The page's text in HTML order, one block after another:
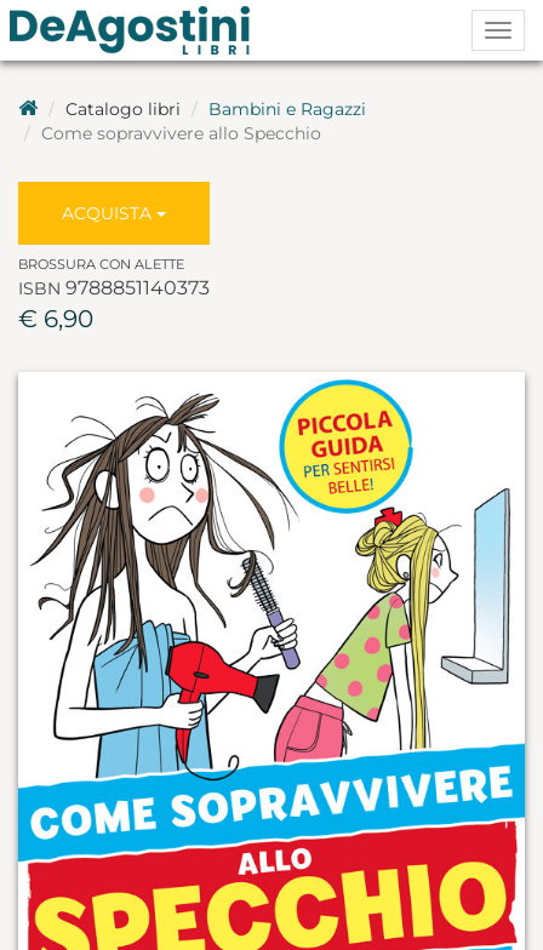
Catalogo libri
Bambini e Ragazzi
Come sopravvivere allo Specchio
ACQUISTA
BROSSURA CON ALETTE
ISBN 9788851140373
€ 6,90